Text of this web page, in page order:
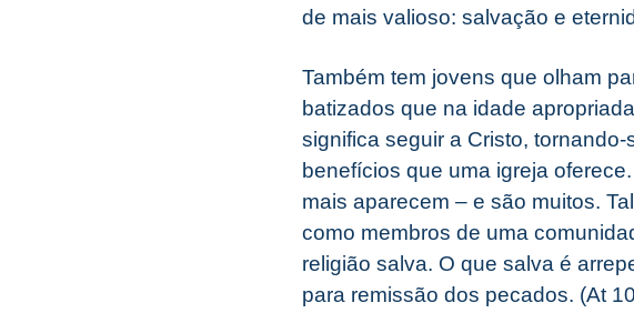
de mais valioso: salvação e
Também tem jovens que olham
batizados que na idade
significa seguir a Cristo,
benefícios que uma igreja
mais aparecem – e são muitos.
como membros de uma
religião salva. O que salva é
para remissão dos pecados. (At